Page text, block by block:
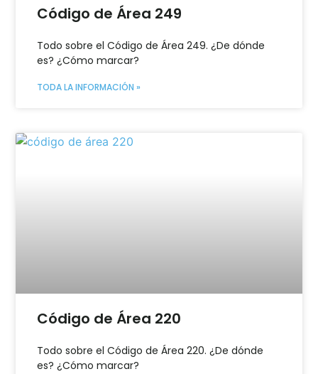
Código de Área 249
Todo sobre el Código de Área 249. ¿De dónde
es? ¿Cómo marcar?
TODA LA INFORMACIÓN »
Código de Área 220
Todo sobre el Código de Área 220. ¿De dónde
es? ¿Cómo marcar?